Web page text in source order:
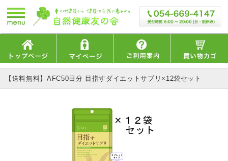
【送料無料】AFC50日分 目指すダイエットサプリ×12袋セット